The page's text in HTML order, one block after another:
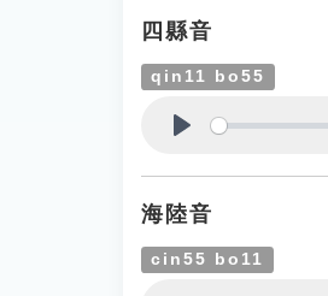
四縣音
qin11 bo55
海陸音
cin55 bo11